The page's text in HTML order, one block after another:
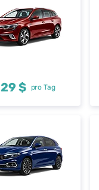
29 $ pro Tag